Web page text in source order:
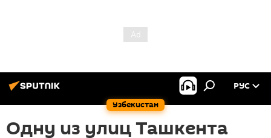
Узбекистан
РУС
Одну из улиц Ташкента